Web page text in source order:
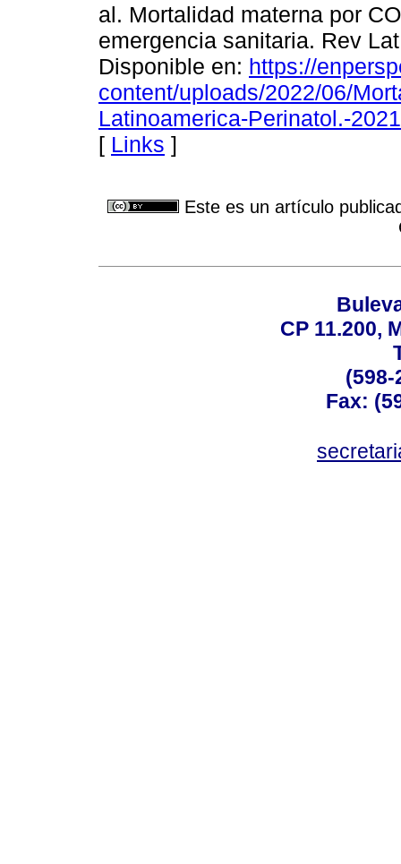
al. Mortalidad materna por
emergencia sanitaria. Rev
Disponible en: https://
content/uploads/2022/06/
Latinoamerica-Perinatol.-
[ Links ]
Este es un artículo
CP 11.200,
(598-
Fax: